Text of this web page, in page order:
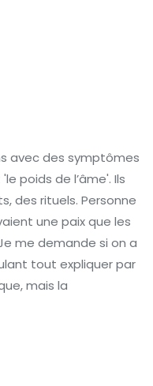
avec des symptômes
poids de l’âme'. Ils
des rituels. Personne
une paix que les
me demande si on a
tout expliquer par
mais la